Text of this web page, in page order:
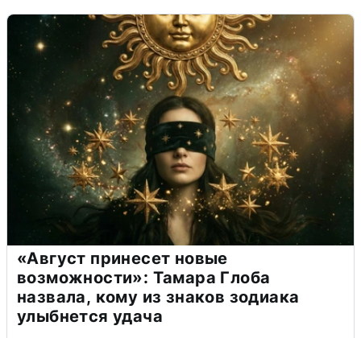
«Август принесет новые
возможности»: Тамара Глоба
назвала, кому из знаков зодиака
улыбнется удача